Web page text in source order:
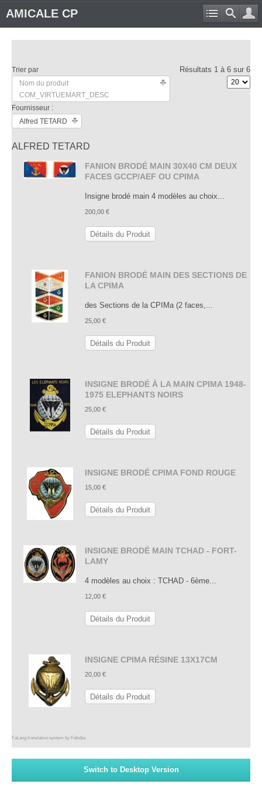
AMICALE CP
Trier par
Nom du produit
COM_VIRTUEMART_DESC
Fournisseur :
Alfred TETARD
Résultats 1 à 6 sur 6
ALFRED TETARD
FANION BRODÉ MAIN 30X40 CM DEUX
FACES GCCP/AEF OU CPIMA
Insigne brodé main 4 modèles au choix...
200,00 €
Détails du Produit
FANION BRODÉ MAIN DES SECTIONS DE
LA CPIMA
des Sections de la CPIMa (2 faces,...
25,00 €
Détails du Produit
INSIGNE BRODÉ À LA MAIN CPIMA 1948-
1975 ELEPHANTS NOIRS
25,00 €
Détails du Produit
INSIGNE BRODÉ CPIMA FOND ROUGE
15,00 €
Détails du Produit
INSIGNE BRODÉ MAIN TCHAD - FORT-
LAMY
4 modèles au choix : TCHAD - 6ème...
12,00 €
Détails du Produit
INSIGNE CPIMA RÉSINE 13X17CM
20,00 €
Détails du Produit
FaLang translation system by Faboba
Switch to Desktop Version